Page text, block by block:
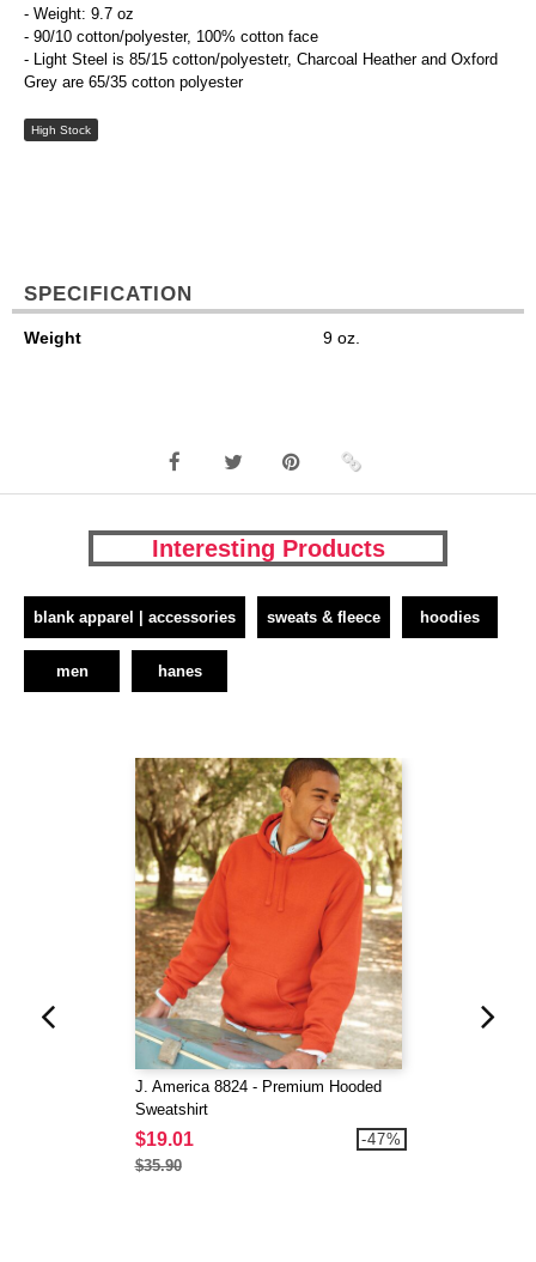
- Weight: 9.7 oz
- 90/10 cotton/polyester, 100% cotton face
- Light Steel is 85/15 cotton/polyestetr, Charcoal Heather and Oxford
Grey are 65/35 cotton polyester
High Stock
SPECIFICATION
Weight 9 oz.
Interesting Products
blank apparel | accessories sweats & fleece hoodies
men hanes
J. America 8824 - Premium Hooded
Sweatshirt
$19.01
$35.90
-47%